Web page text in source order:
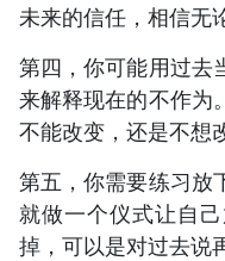
未来的信任，相信无
第四，你可能用过去
来解释现在的不作为
不能改变，还是不想
第五，你需要练习放
就做一个仪式让自
掉，可以是对过去说